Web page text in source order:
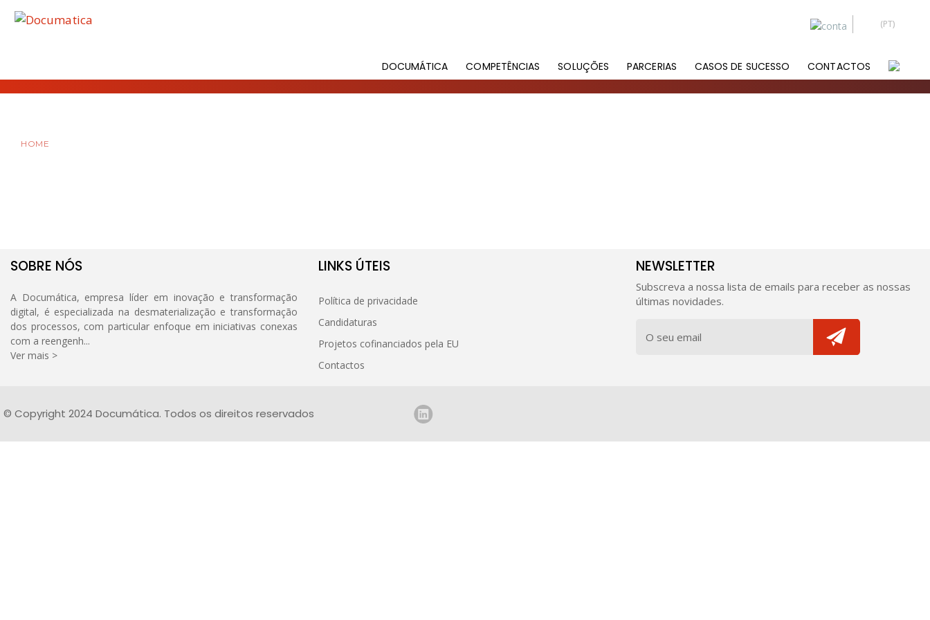
DOCUMÁTICA COMPETÊNCIAS SOLUÇÕES PARCERIAS CASOS DE SUCESSO CONTACTOS
HOME
SOBRE NÓS
A Documática, empresa líder em inovação e transformação
digital, é especializada na desmaterialização e transformação
dos processos, com particular enfoque em iniciativas conexas
com a reengenh...
Ver mais >
LINKS ÚTEIS
Política de privacidade
Candidaturas
Projetos cofinanciados pela EU
Contactos
NEWSLETTER
Subscreva a nossa lista de emails para receber as nossas
últimas novidades.
© Copyright 2024 Documática. Todos os direitos reservados